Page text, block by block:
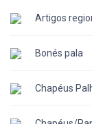
Artigos
Bonés pala
Chapéus